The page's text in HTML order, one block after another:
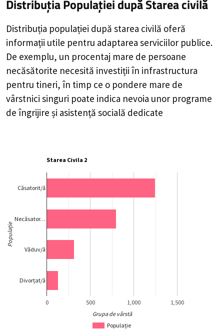
Distribuția Populațieidupă Starea civilă
Distribuția populației după starea civilă oferă
informații utile pentru adaptarea serviciilor publice.
De exemplu, un procentaj mare de persoane
necăsătorite necesită investiții în infrastructura
pentru tineri, în timp ce o pondere mare de
vârstnici singuri poate indica nevoia unor programe
de îngrijire și asistență socială dedicate
Starea Civila 2
Populație
0 500 1,000 1,500
Căsatorit/ă
Necăsator…
Văduv/ă
Divorțat/ă
Grupa de vârstă
Populație